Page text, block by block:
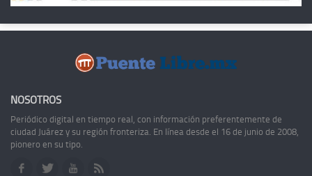
NOSOTROS
Periódico digital en tiempo real, con información preferentemente de
ciudad Juárez y su región fronteriza. En línea desde el 16 de junio de 2008,
pionero en su tipo.